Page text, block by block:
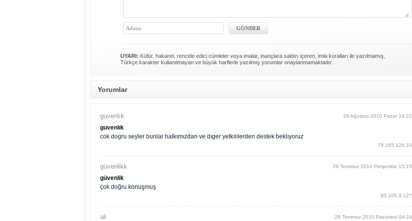
UYARI: Küfür, hakaret, rencide edici cümleler veya imalar, inançlara saldırı içeren, imla kuralları ile yazılmamış,
Türkçe karakter kullanılmayan ve büyük harflerle yazılmış yorumlar onaylanmamaktadır.
Yorumlar
guvenlık 29 Ağustos 2010 Pazar 14:21
guvenlık
cok dogru seyler bunlar halkımızdan ve dıger yetkılılerden destek beklıyoruz
78.165.126.10
güvenlikk 29 Temmuz 2010 Perşembe 15:15
güvenlik
çok doğru konuşmuş
85.105.9.127
ali 26 Temmuz 2010 Pazartesi 04:24